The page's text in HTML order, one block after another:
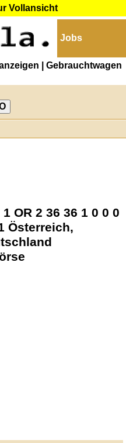
Vollansicht
Jobs
| Gebrauchtwagen
OR 2 36 36 1 0 0 0
Österreich,